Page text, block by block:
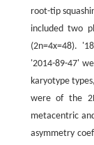
root-tip
included two
(2n=4x=48).
'2014-89-47'
karyotype
were of the
metacentric
asymmetry